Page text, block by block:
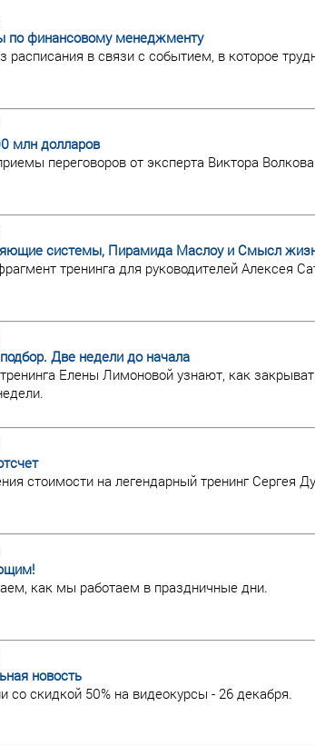
по финансовому менеджменту
расписания в связи с событием, в которое
млн долларов
переговоров от эксперта Виктора
системы, Пирамида Маслоу и Смысл
тренинга для руководителей Алексея
Две недели до начала
Елены Лимоновой узнают, как
стоимости на легендарный тренинг Сергея
как мы работаем в праздничные дни.
новость
со скидкой 50% на видеокурсы - 26 декабря.